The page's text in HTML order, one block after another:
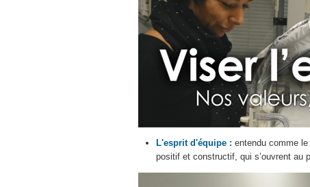
L'esprit d'équipe : entendu comme
positif et constructif, qui s’ouvrent au